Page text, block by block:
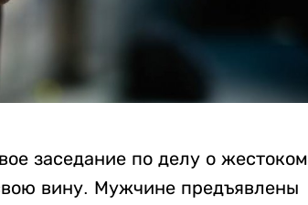
заседание по делу о жестоком
вину. Мужчине предъявлены